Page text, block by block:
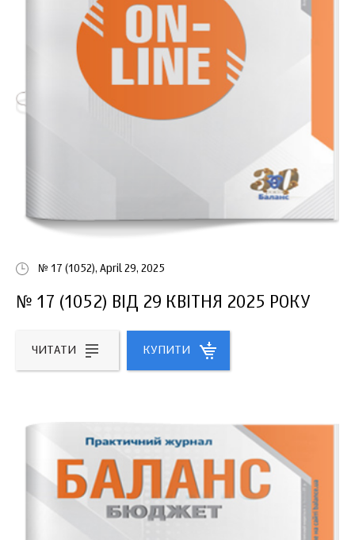
№ 17 (1052), April 29, 2025
№ 17 (1052) ВІД 29 КВІТНЯ 2025 РОКУ
ЧИТАТИ КУПИТИ